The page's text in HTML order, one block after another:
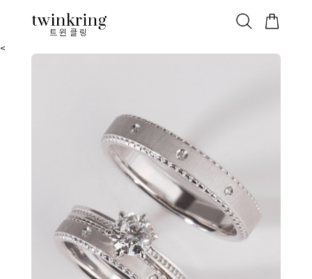
트윈클링
ALL 베스트 안쪽막음 웨딩/다이아 가드링/반지
<